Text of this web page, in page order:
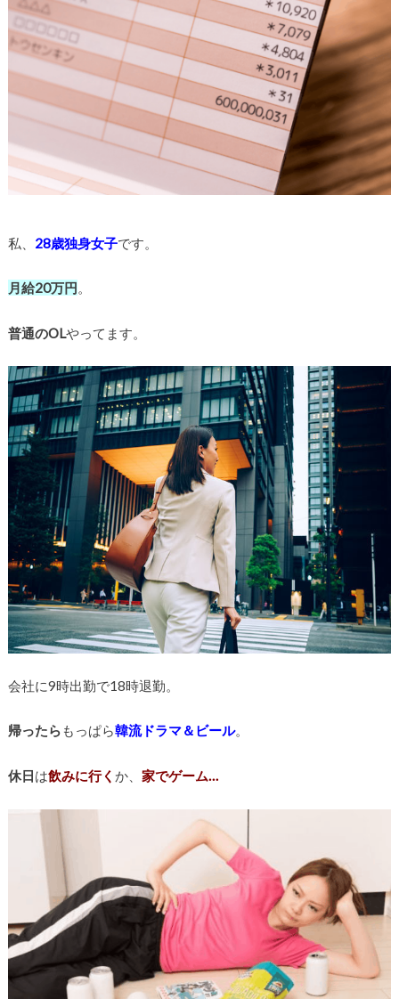
私、 28歳独身女子です。
月給20万円。
普通のOLやってます。
会社に9時出勤で18時退勤。
帰ったら もっぱら韓流ドラマ＆ビール。
休日は飲みに行く か、 家でゲーム…